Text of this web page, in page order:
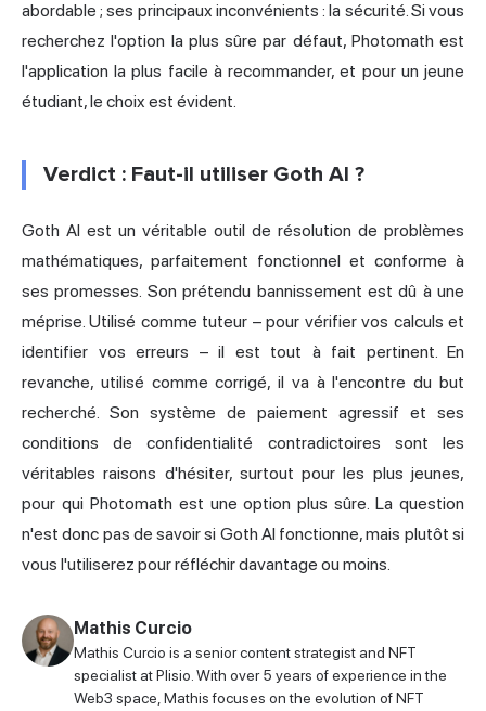
abordable ; ses principaux inconvénients : la sécurité. Si vous
recherchez l'option la plus sûre par défaut, Photomath est
l'application la plus facile à recommander, et pour un jeune
étudiant, le choix est évident.
Verdict : Faut-il utiliser Goth AI ?
Goth AI est un véritable outil de résolution de problèmes
mathématiques, parfaitement fonctionnel et conforme à
ses promesses. Son prétendu bannissement est dû à une
méprise. Utilisé comme tuteur – pour vérifier vos calculs et
identifier vos erreurs – il est tout à fait pertinent. En
revanche, utilisé comme corrigé, il va à l'encontre du but
recherché. Son système de paiement agressif et ses
conditions de confidentialité contradictoires sont les
véritables raisons d'hésiter, surtout pour les plus jeunes,
pour qui Photomath est une option plus sûre. La question
n'est donc pas de savoir si Goth AI fonctionne, mais plutôt si
vous l'utiliserez pour réfléchir davantage ou moins.
Mathis Curcio
Mathis Curcio is a senior content strategist and NFT
specialist at Plisio. With over 5 years of experience in the
Web3 space, Mathis focuses on the evolution of NFT